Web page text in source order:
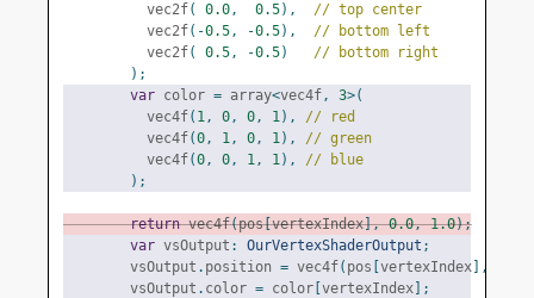
          vec2f
( 0.0, 0.5),
// top center
          vec2f
(-0.5, -0.5),
// bottom left
          vec2f
( 0.5, -0.5)
// bottom right
);
var color = array<vec4f, 3>(
          vec4f
( 1, 0, 0, 1),
// red
          vec4f
(0, 1, 0, 1),
// green
          vec4f
(0, 0, 1, 1),
// blue
);
return vec4f(pos[vertexIndex], 0.0, 1.0);
var vsOutput : OurVertexShaderOutput ;
        vsOutput
. position = vec4f( pos vertexIndex ],
        vsOutput
. color = color vertexIndex ];